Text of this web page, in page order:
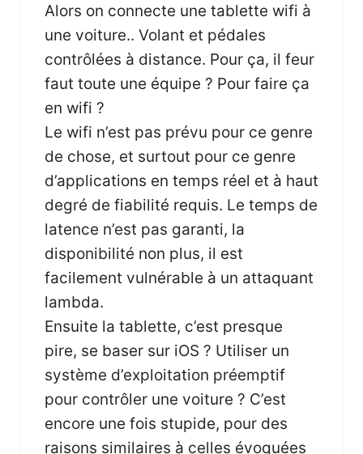
Alors on connecte une tablette wifi à
une voiture.. Volant et pédales
contrôlées à distance. Pour ça, il feur
faut toute une équipe ? Pour faire ça
en wifi ?
Le wifi n’est pas prévu pour ce genre
de chose, et surtout pour ce genre
d’applications en temps réel et à haut
degré de fiabilité requis. Le temps de
latence n’est pas garanti, la
disponibilité non plus, il est
facilement vulnérable à un attaquant
lambda.
Ensuite la tablette, c’est presque
pire, se baser sur iOS ? Utiliser un
système d’exploitation préemptif
pour contrôler une voiture ? C’est
encore une fois stupide, pour des
raisons similaires à celles évoquées